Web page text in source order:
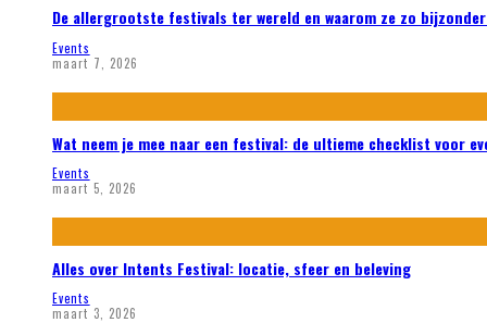
De allergrootste festivals ter wereld en waarom ze zo
Events
maart 7, 2026
Wat neem je mee naar een festival: de ultieme checklist voor
Events
maart 5, 2026
Alles over Intents Festival: locatie, sfeer en beleving
Events
maart 3, 2026